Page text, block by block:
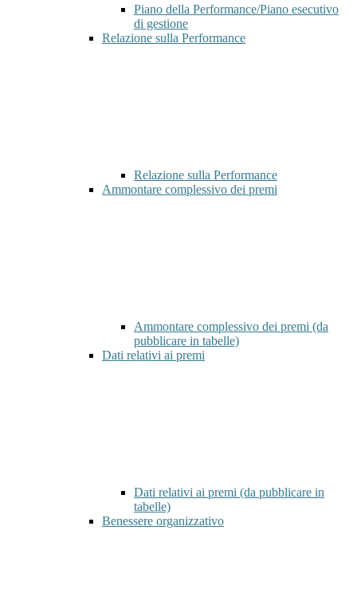
Piano della Performance/Piano esecutivo
di gestione
Relazione sulla Performance
Relazione sulla Performance
Ammontare complessivo dei premi
Ammontare complessivo dei premi (da
pubblicare in tabelle)
Dati relativi ai premi
Dati relativi ai premi (da pubblicare in
tabelle)
Benessere organizzativo